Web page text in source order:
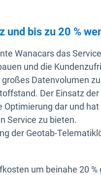
und bis zu 20 %
Wanacars das
und die
Datenvolumen
Der Einsatz
dar und
Service zu bieten.
der Geotab-
um beinahe 20